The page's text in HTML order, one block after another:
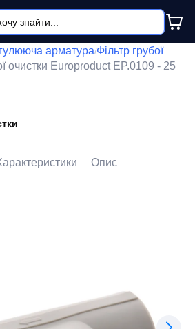
арматура/Фільтр грубої
очистки Europroduct EP.0109 - 25
Опис